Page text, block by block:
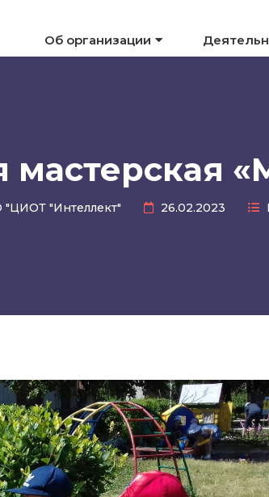
Об организации
мастерская
"Интеллект" 26.02.2023